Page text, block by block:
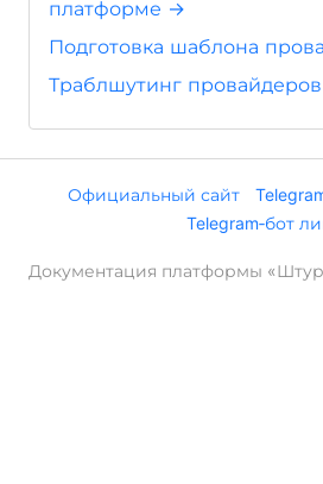
платформе →
Подготовка шаблона
Траблшутинг
Документация платформы
Официальный сайт
Telegram‑бот